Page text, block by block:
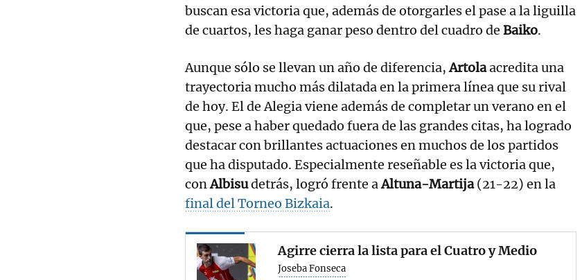
buscan esa victoria que, además de otorgarles el pase a la liguilla
de cuartos, les haga ganar peso dentro del cuadro de Baiko.
Aunque sólo se llevan un año de diferencia,Artolaacredita una
trayectoria mucho más dilatada en la primera línea que su rival
de hoy. El de Alegia viene además de completar un verano en el
que, pese a haber quedado fuera de las grandes citas, ha logrado
destacar con brillantes actuaciones en muchos de los partidos
que ha disputado. Especialmente reseñable es la victoria que,
conAlbisudetrás, logró frente aAltuna-Martija(21-22) en la
final del Torneo Bizkaia.
Agirre cierra la lista para el Cuatro y Medio
Joseba Fonseca